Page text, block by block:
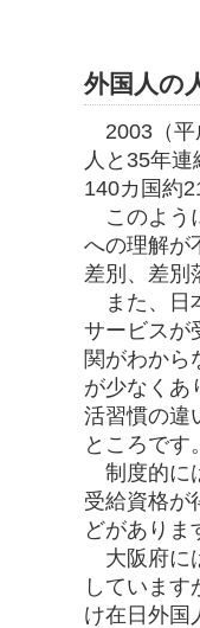
外国人の
2003（平
人と35年
140カ国約
このよう
への理解が
差別、差別
また、日
サービスが
関がわから
が少なくあ
活習慣の違
ところです
制度的に
受給資格が
どがありま
大阪府に
していま
け在日外国